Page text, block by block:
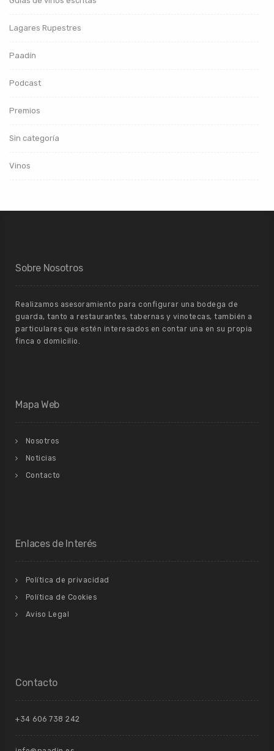
Lagares Rupestres
Paadín
Podcast
Premios
Sin categoría
Vinos
Sobre Nosotros
Realizamos asesoramiento para configurar una bodega de
guarda, tanto a restaurantes, tabernas y vinotecas, también a
particulares que estén interesados en contar una en su propia
finca o domicilio.
Mapa Web
Nosotros
Noticias
Contacto
Enlaces de Interés
Política de privacidad
Política de Cookies
Aviso Legal
Contacto
+34 606 738 242